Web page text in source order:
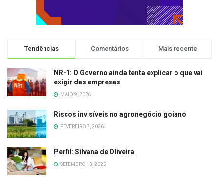
Tendências Comentários Mais recente
NR-1: O Governo ainda tenta explicar o que vai
exigir das empresas
MAIO 9, 2026
Riscos invisíveis no agronegócio goiano
FEVEREIRO 7, 2026
Perfil: Silvana de Oliveira
SETEMBRO 13, 2025